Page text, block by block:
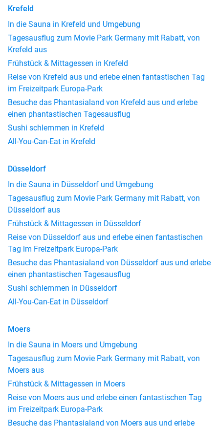
Krefeld
In die Sauna in Krefeld und Umgebung
Tagesausflug zum Movie Park Germany mit Rabatt, von
Krefeld aus
Frühstück & Mittagessen in Krefeld
Reise von Krefeld aus und erlebe einen fantastischen Tag
im Freizeitpark Europa-Park
Besuche das Phantasialand von Krefeld aus und erlebe
einen phantastischen Tagesausflug
Sushi schlemmen in Krefeld
All-You-Can-Eat in Krefeld
Düsseldorf
In die Sauna in Düsseldorf und Umgebung
Tagesausflug zum Movie Park Germany mit Rabatt, von
Düsseldorf aus
Frühstück & Mittagessen in Düsseldorf
Reise von Düsseldorf aus und erlebe einen fantastischen
Tag im Freizeitpark Europa-Park
Besuche das Phantasialand von Düsseldorf aus und erlebe
einen phantastischen Tagesausflug
Sushi schlemmen in Düsseldorf
All-You-Can-Eat in Düsseldorf
Moers
In die Sauna in Moers und Umgebung
Tagesausflug zum Movie Park Germany mit Rabatt, von
Moers aus
Frühstück & Mittagessen in Moers
Reise von Moers aus und erlebe einen fantastischen Tag
im Freizeitpark Europa-Park
Besuche das Phantasialand von Moers aus und erlebe